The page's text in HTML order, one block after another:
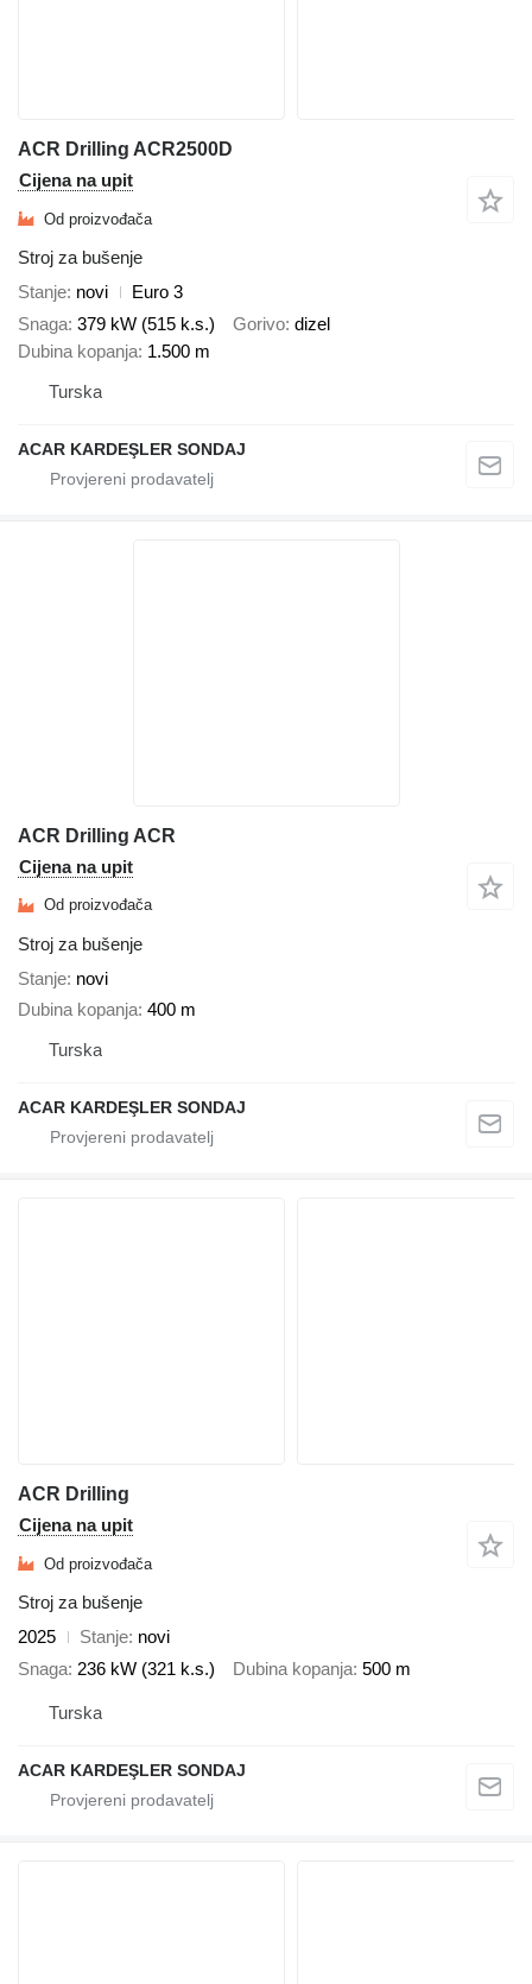
ACR Drilling ACR2500D
Cijena na upit
Od proizvođača
Stroj za bušenje
Stanje novi
Euro 3
Snaga 379 kW (515 k.s.) Gorivo dizel
Dubina kopanja 1.500 m
Turska
ACAR KARDEŞLER SONDAJ
ACR Drilling ACR
Cijena na upit
Od proizvođača
Stroj za bušenje
Stanje novi
Dubina kopanja 400 m
Turska
ACAR KARDEŞLER SONDAJ
ACR Drilling
Cijena na upit
Od proizvođača
Stroj za bušenje
2025
Stanje novi
Snaga 236 kW (321 k.s.) Dubina kopanja 500 m
Turska
ACAR KARDEŞLER SONDAJ